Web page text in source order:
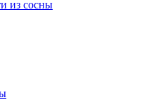
из сосны